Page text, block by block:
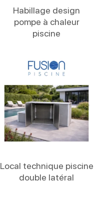
Habillage design
pompe à chaleur
piscine
Local technique piscine
double latéral